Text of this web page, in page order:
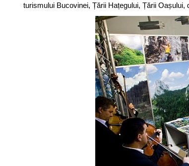
turismului Bucovinei, Țării Hațegului, Țării